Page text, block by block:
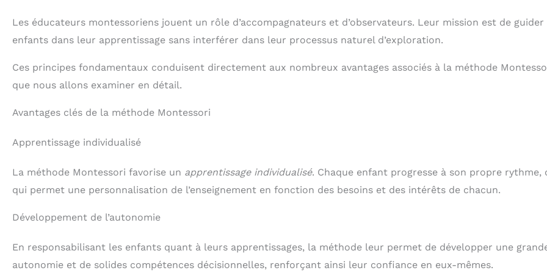
fonctionnalité aide à
réduire la fatigue des
yeux et du cou pendant
d’étude ou de dessin. Le
réglage est simple et
adaptée à tous les âges.
concentration et la
RANGEMENT PRATIQUE -
Équipé d’un tiroir
spacieux, le bureau
offre un espace de
scolaires, livres et autres
de garder le plan de
l'éducation, les loisirs
dans la chambre des
enfants.
Les éducateurs montessoriens jouent un rôle d’accompagnateurs et d’observateurs. Leur mission est de guider
enfants dans leur apprentissage sans interférer dans leur processus naturel d’exploration.
Ces principes fondamentaux conduisent directement aux nombreux avantages associés à la méthode
que nous allons examiner en détail.
Avantages clés de la méthode Montessori
Apprentissage individualisé
La méthode Montessori favorise un apprentissage individualisé. Chaque enfant progresse à son propre rythme,
qui permet une personnalisation de l’enseignement en fonction des besoins et des intérêts de chacun.
Développement de l’autonomie
En responsabilisant les enfants quant à leurs apprentissages, la méthode leur permet de développer une
autonomie et de solides compétences décisionnelles, renforçant ainsi leur confiance en eux-mêmes.